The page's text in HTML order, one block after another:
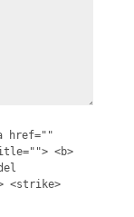
href=""
<b>
<strike>